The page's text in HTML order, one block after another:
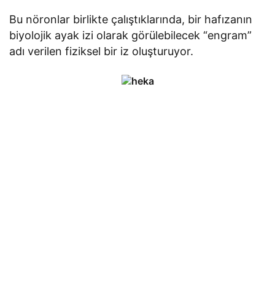
Bu nöronlar birlikte çalıştıklarında, bir hafızanın
biyolojik ayak izi olarak görülebilecek “engram”
adı verilen fiziksel bir iz oluşturuyor.